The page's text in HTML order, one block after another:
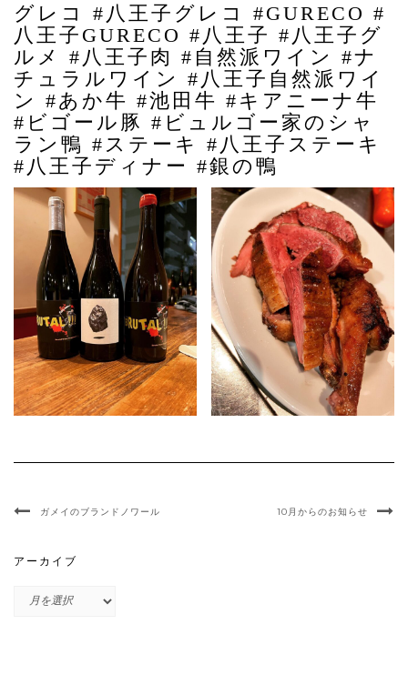
グレコ #八王子グレコ #GURECO #
八王子GURECO #八王子 #八王子グ
ルメ #八王子肉 #自然派ワイン #ナ
チュラルワイン #八王子自然派ワイ
ン #あか牛 #池田牛 #キアニーナ牛
#ビゴール豚 #ビュルゴー家のシャ
ラン鴨 #ステーキ #八王子ステーキ
#八王子ディナー #銀の鴨
ガメイのブランドノワール 10月からのお知らせ
アーカイブ